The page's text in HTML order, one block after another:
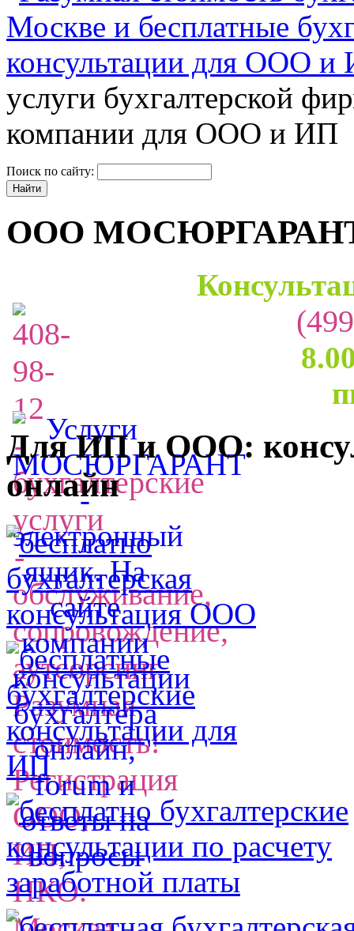
услуги бухгалтерской
компании для ООО и ИП
Поиск по сайту:
ООО
Для ИП и ООО:
онлайн